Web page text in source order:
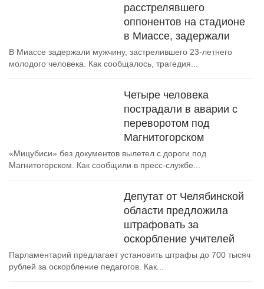
расстрелявшего
оппонентов на стадионе
в Миассе, задержали
В Миассе задержали мужчину, застрелившего 23-летнего
молодого человека. Как сообщалось, трагедия...
Четыре человека
пострадали в аварии с
переворотом под
Магнитогорском
«Мицубиси» без документов вылетел с дороги под
Магнитогорском. Как сообщили в пресс-службе...
Депутат от Челябинской
области предложила
штрафовать за
оскорбление учителей
Парламентарий предлагает установить штрафы до 700 тысяч
рублей за оскорбление педагогов. Как...